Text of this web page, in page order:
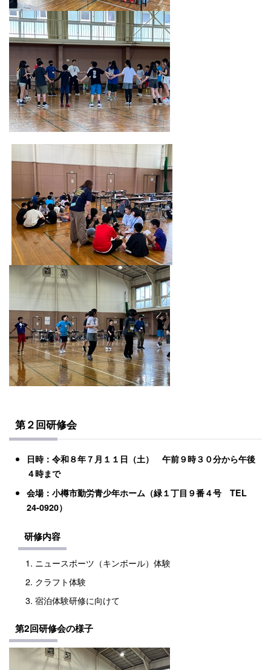
第２回研修会
日時：令和８年７月１１日（土） 午前９時３０分から午後
４時まで
会場：小樽市勤労青少年ホーム（緑１丁目９番４号 TEL
24‐0920）
研修内容
​​​​ニュースポーツ（キンボール）体験
クラフト体験
宿泊体験研修に向けて
第2回研修会の様子